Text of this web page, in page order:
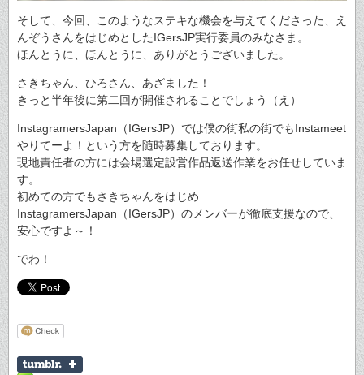
そして、今回、このようなステキな機会を与えてくださった、え
んぞうさんをはじめとしたIGersJP実行委員のみなさま。
ほんとうに、ほんとうに、ありがとうございました。
さきちゃん、ひろさん、あざました！
きっと半年後に第二回が開催されることでしょう（え）
InstagramersJapan（IGersJP）では僕の街私の街でもInstameet
やりてーよ！という方を随時募集しております。
現地責任者の方には会場選定設営作品返送作業をお任せしていま
す。
初めての方でもさきちゃんをはじめ
InstagramersJapan（IGersJP）のメンバーが徹底支援なので、
安心ですよ～！
でわ！